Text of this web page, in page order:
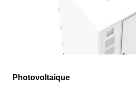
Photovoltaique